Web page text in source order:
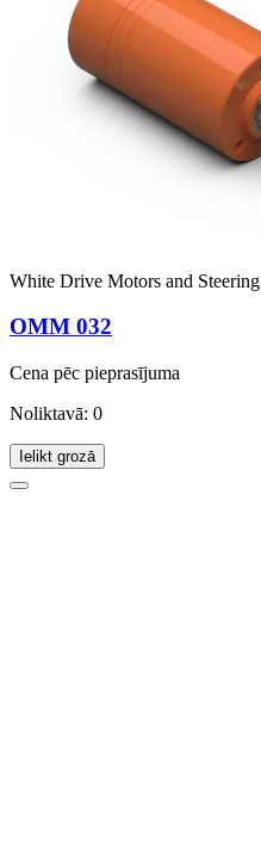
White Drive Motors and Steering
OMM 032
Cena pēc pieprasījuma
Noliktavā: 0
Ielikt grozā